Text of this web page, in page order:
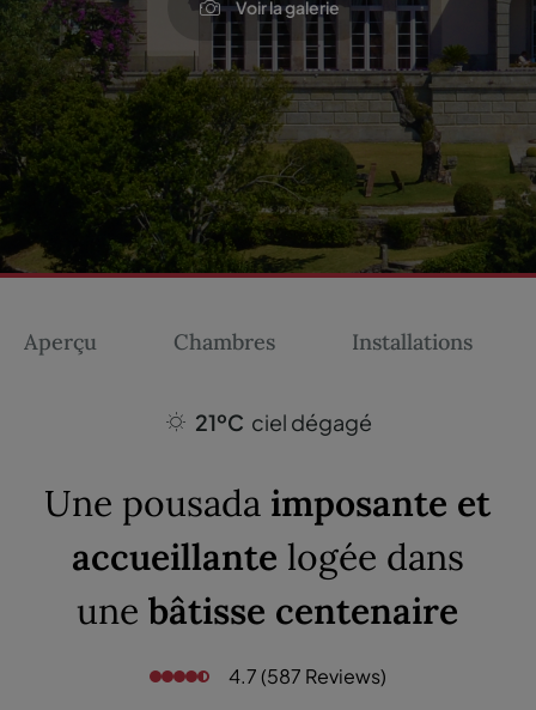
Voir la galerie
Aperçu Chambres Installations
21ºC ciel dégagé
Une pousada imposante et
accueillante logée dans
unebâtisse centenaire
4.7 (587 Reviews)